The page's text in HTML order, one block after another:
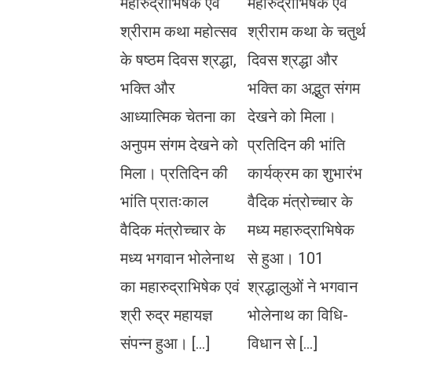
श्रीराम कथा महोत्सव
के षष्ठम दिवस श्रद्धा,
भक्ति और
आध्यात्मिक चेतना का
अनुपम संगम देखने को
मिला। प्रतिदिन की
भांति प्रातःकाल
वैदिक मंत्रोच्चार के
मध्य भगवान भोलेनाथ
का महारुद्राभिषेक एवं
श्री रुद्र महायज्ञ
संपन्न हुआ। […]
श्रीराम कथा के चतुर्थ
दिवस श्रद्धा और
भक्ति का अद्भुत संगम
देखने को मिला।
प्रतिदिन की भांति
कार्यक्रम का शुभारंभ
वैदिक मंत्रोच्चार के
मध्य महारुद्राभिषेक
से हुआ। 101
श्रद्धालुओं ने भगवान
भोलेनाथ का विधि-
विधान से […]